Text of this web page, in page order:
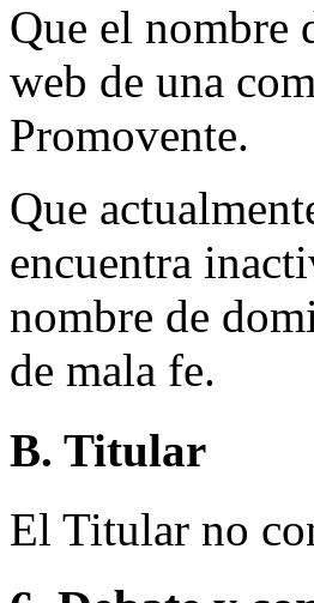
Que el nombre
web de una
Promovente.
Que
encuentra
nombre de
de mala fe.
B. Titular
El Titular no